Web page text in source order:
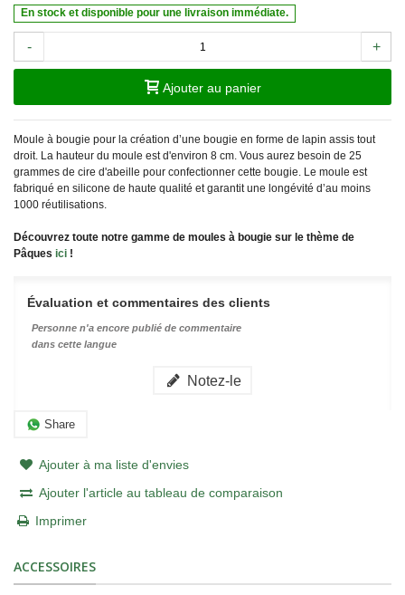
En stock et disponible pour une livraison immédiate.
- +
Ajouter au panier
Moule à bougie pour la création d’une bougie en forme de lapin assis tout
droit. La hauteur du moule est d'environ 8 cm. Vous aurez besoin de 25
grammes de cire d'abeille pour confectionner cette bougie. Le moule est
fabriqué en silicone de haute qualité et garantit une longévité d’au moins
1000 réutilisations.
Découvrez toute notre gamme de moules à bougie sur le thème de
Pâques ici !
Évaluation et commentaires des clients
Personne n'a encore publié de commentaire
dans cette langue
Notez-le
Share
Ajouter à ma liste d'envies
Ajouter l'article au tableau de comparaison
Imprimer
ACCESSOIRES